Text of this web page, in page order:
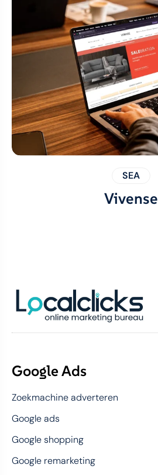
SEA
Vivense
Google Ads
Zoekmachine adverteren
Google ads
Google shopping
Google remarketing